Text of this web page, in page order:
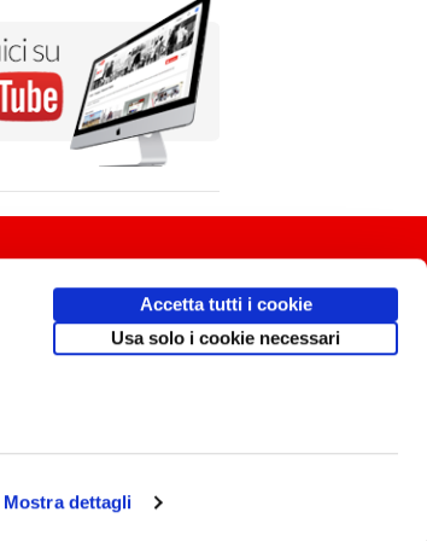
Mostra dettagli
Accetta tutti i cookie
Usa solo i cookie necessari
communication.it/ Mobile friendly